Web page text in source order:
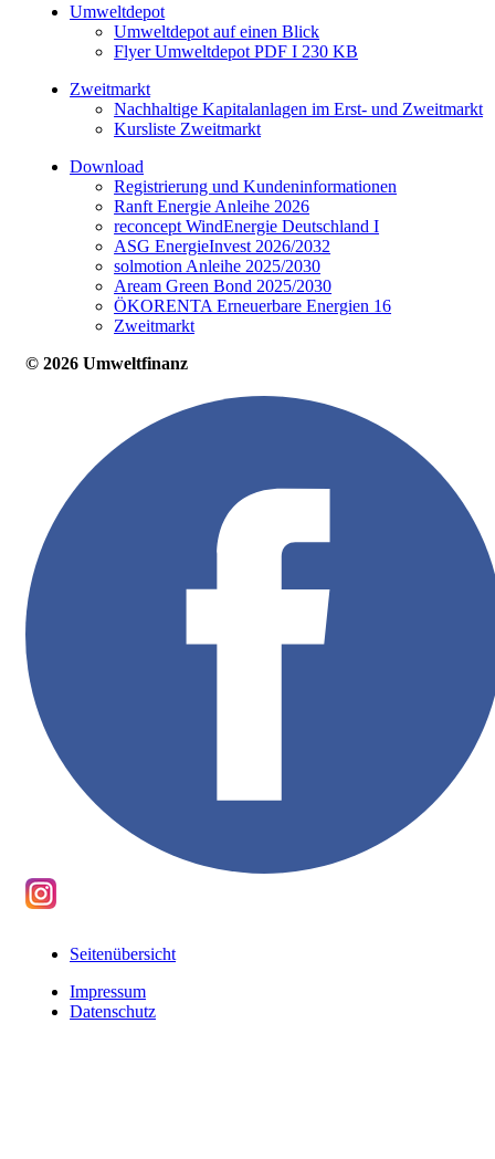
Umweltdepot
Umweltdepot auf einen Blick
Flyer Umweltdepot PDF I 230 KB
Zweitmarkt
Nachhaltige Kapitalanlagen im Erst- und Zweitmarkt
Kursliste Zweitmarkt
Download
Registrierung und Kundeninformationen
Ranft Energie Anleihe 2026
reconcept WindEnergie Deutschland I
ASG EnergieInvest 2026/2032
solmotion Anleihe 2025/2030
Aream Green Bond 2025/2030
ÖKORENTA Erneuerbare Energien 16
Zweitmarkt
© 2026 Umweltfinanz
Seitenübersicht
Impressum
Datenschutz